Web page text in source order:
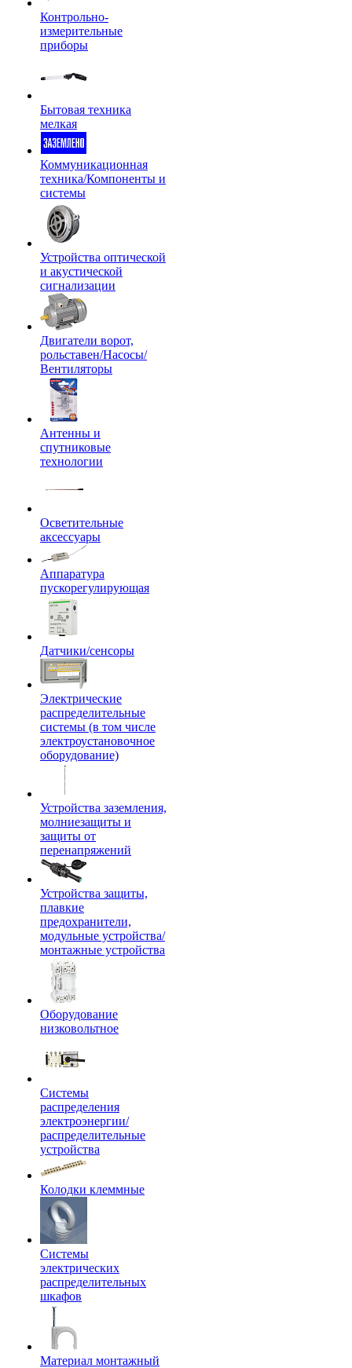
Контрольно-
измерительные
приборы
Бытовая техника
мелкая
Коммуникационная
техника/Компоненты и
системы
Устройства оптической
и акустической
сигнализации
Двигатели ворот,
рольставен/Насосы/
Вентиляторы
Антенны и
спутниковые
технологии
Осветительные
аксессуары
Аппаратура
пускорегулирующая
Датчики/сенсоры
Электрические
распределительные
системы (в том числе
электроустановочное
оборудование)
Устройства заземления,
молниезащиты и
защиты от
перенапряжений
Устройства защиты,
плавкие
предохранители,
модульные устройства/
монтажные устройства
Оборудование
низковольтное
Системы
распределения
электроэнергии/
распределительные
устройства
Колодки клеммные
Системы
электрических
распределительных
шкафов
Материал монтажный